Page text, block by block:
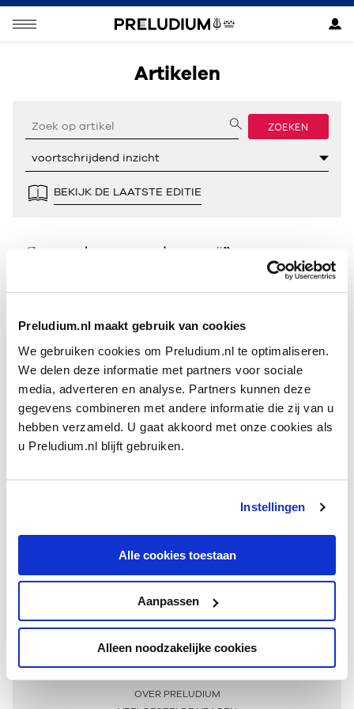
Preludium.nl maakt gebruik van cookies
We gebruiken cookies om Preludium.nl te optimaliseren.
We delen deze informatie met partners voor sociale
media, adverteren en analyse. Partners kunnen deze
gegevens combineren met andere informatie die zij van u
hebben verzameld. U gaat akkoord met onze cookies als
u Preludium.nl blijft gebruiken.
Instellingen
Alle cookies toestaan
Aanpassen
Alleen noodzakelijke cookies
Artikelen
ZOEKEN
BEKIJK DE LAATSTE EDITIE
Geen resultaten gevonden voor “”.
Meer informatie
OVER PRELUDIUM